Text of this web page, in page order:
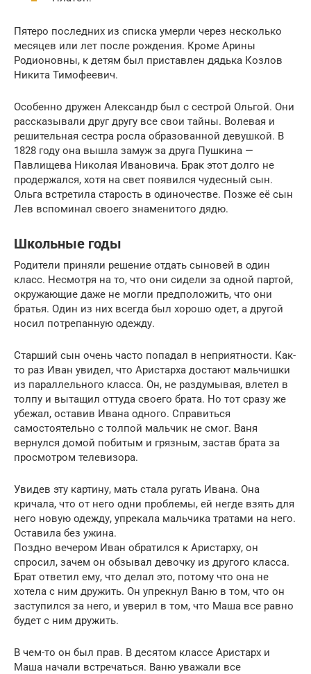
Пятеро последних из списка умерли через несколько
месяцев или лет после рождения. Кроме Арины
Родионовны, к детям был приставлен дядька Козлов
Никита Тимофеевич.
Особенно дружен Александр был с сестрой Ольгой. Они
рассказывали друг другу все свои тайны. Волевая и
решительная сестра росла образованной девушкой. В
1828 году она вышла замуж за друга Пушкина —
Павлищева Николая Ивановича. Брак этот долго не
продержался, хотя на свет появился чудесный сын.
Ольга встретила старость в одиночестве. Позже её сын
Лев вспоминал своего знаменитого дядю.
Школьные годы
Родители приняли решение отдать сыновей в один
класс. Несмотря на то, что они сидели за одной партой,
окружающие даже не могли предположить, что они
братья. Один из них всегда был хорошо одет, а другой
носил потрепанную одежду.
Старший сын очень часто попадал в неприятности. Как-
то раз Иван увидел, что Аристарха достают мальчишки
из параллельного класса. Он, не раздумывая, влетел в
толпу и вытащил оттуда своего брата. Но тот сразу же
убежал, оставив Ивана одного. Справиться
самостоятельно с толпой мальчик не смог. Ваня
вернулся домой побитым и грязным, застав брата за
просмотром телевизора.
Увидев эту картину, мать стала ругать Ивана. Она
кричала, что от него одни проблемы, ей негде взять для
него новую одежду, упрекала мальчика тратами на него.
Оставила без ужина.
Поздно вечером Иван обратился к Аристарху, он
спросил, зачем он обзывал девочку из другого класса.
Брат ответил ему, что делал это, потому что она не
хотела с ним дружить. Он упрекнул Ваню в том, что он
заступился за него, и уверил в том, что Маша все равно
будет с ним дружить.
В чем-то он был прав. В десятом классе Аристарх и
Маша начали встречаться. Ваню уважали все